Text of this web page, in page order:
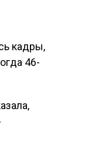
кадры,
46-